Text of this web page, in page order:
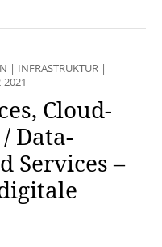
| INFRASTRUKTUR |
2021
Cloud-
Data-
Services –